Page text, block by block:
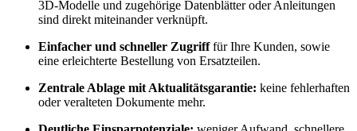
3D-Modelle und zugehörige Datenblätter oder Anleitungen
sind direkt miteinander verknüpft.
Einfacher und schneller Zugrifffür Ihre Kunden, sowie
eine erleichterte Bestellung von Ersatzteilen.
Zentrale Ablage mit Aktualitätsgarantie: keine fehlerhaften
oder veralteten Dokumente mehr.